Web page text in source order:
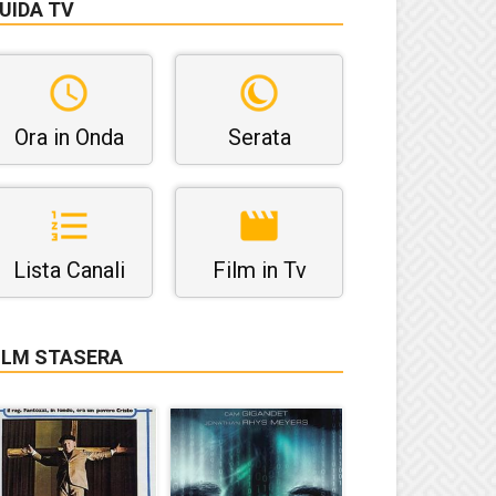
TV
Ora in Onda Serata
Lista Canali Film in Tv
STASERA